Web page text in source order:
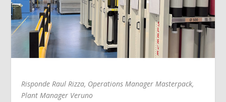
Risponde Raul Rizza, Operations Manager Masterpack,
Plant Manager Veruno